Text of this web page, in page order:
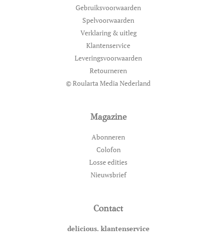
Gebruiksvoorwaarden
Spelvoorwaarden
Verklaring & uitleg
Klantenservice
Leveringsvoorwaarden
Retourneren
© Roularta Media Nederland
Magazine
Abonneren
Colofon
Losse edities
Nieuwsbrief
Contact
delicious. klantenservice